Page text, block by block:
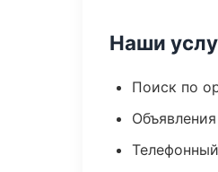
Наши
Поиск по